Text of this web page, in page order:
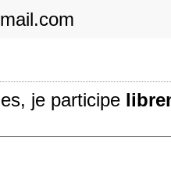
je participe